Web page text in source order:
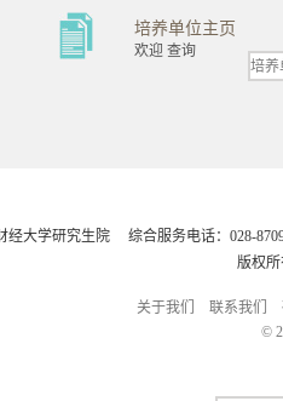
培养单位主页
欢迎 查询
经大学研究生院 综合服务电话：028-
版权
关于我们 联系我们
©